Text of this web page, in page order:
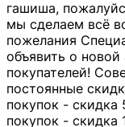
гашиша,
мы сделаем всё
пожелания
объявить о
покупателей!
постоянные
покупок - скидка
покупок - скидка